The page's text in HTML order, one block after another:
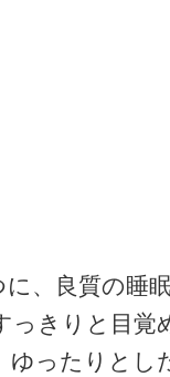
に、良質の睡
っきりと目覚
ゆったりとし